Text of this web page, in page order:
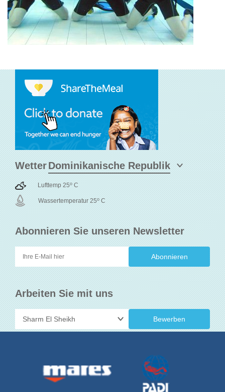
Abonnieren Sie unseren Newsletter
Arbeiten Sie mit uns
Bewerben
Wetter
Lufttemp 25o C
Wassertemperatur 25o C